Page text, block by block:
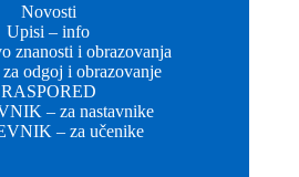
Novosti
Upisi – info
znanosti i obrazovanja
odgoj i obrazovanje
RASPORED
– za nastavnike
– za učenike